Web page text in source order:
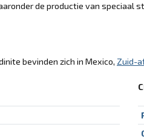
de productie van speciaal
bevinden zich in Mexico, Zuid-